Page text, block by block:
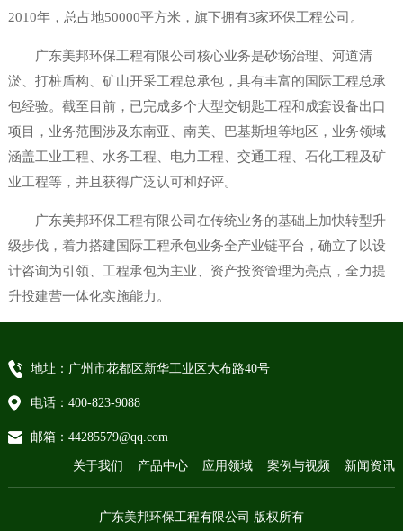
2010年，总占地50000平方米，旗下拥有3家环保工程公司。
广东美邦环保工程有限公司核心业务是砂场治理、河道清
淤、打桩盾构、矿山开采工程总承包，具有丰富的国际工程总承
包经验。截至目前，已完成多个大型交钥匙工程和成套设备出口
项目，业务范围涉及东南亚、南美、巴基斯坦等地区，业务领域
涵盖工业工程、水务工程、电力工程、交通工程、石化工程及矿
业工程等，并且获得广泛认可和好评。
广东美邦环保工程有限公司在传统业务的基础上加快转型升
级步伐，着力搭建国际工程承包业务全产业链平台，确立了以设
计咨询为引领、工程承包为主业、资产投资管理为亮点，全力提
升投建营一体化实施能力。
地址：广州市花都区新华工业区大布路40号
电话：400-823-9088
邮箱：44285579@qq.com
关于我们 产品中心 应用领域 案例与视频 新闻资讯
广东美邦环保工程有限公司 版权所有